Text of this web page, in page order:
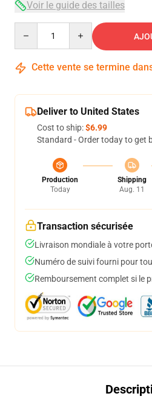
Voir le guide des tailles
Cette vente se termine
Deliver to United States
Cost to ship:$6.99
Standard - Order today to get
Production
Today
Shipping
Aug. 11
Transaction sécurisée
Livraison mondiale à votre
Numéro de suivi fourni pour
Remboursement complet si le